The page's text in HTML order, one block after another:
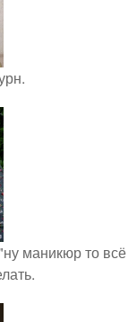
маникюр то всё